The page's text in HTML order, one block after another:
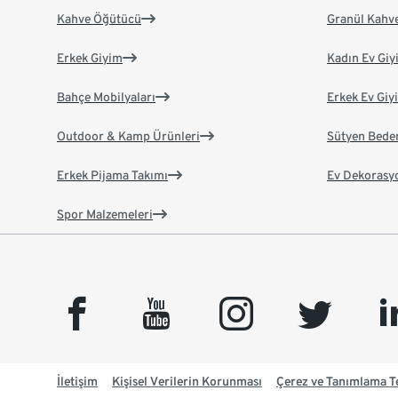
Kahve Öğütücü Granül
Erkek Giyim
Bahçe Mobilyaları
Outdoor & Kamp Ürünleri
Erkek Pijama Takımı
Spor Malzemeleri
Kadın Ev
Erkek Ev
Sütyen
Ev
facebook youtube instagram twitter
İletişim Kişisel Verilerin Korunması Çerez ve Tanımlama